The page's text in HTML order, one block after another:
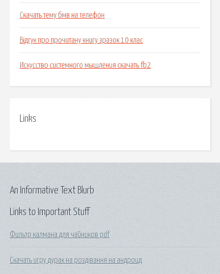
Скачать тему бмв на телефон
Відгук про прочитану книгу зразок 10 клас
Искусство системного мышления скачать fb2
Links
Links to Important Stuff
Фильтр калмана для чайников pdf
Скачать игру дурак на роздівання на андроид
An Informative Text Blurb